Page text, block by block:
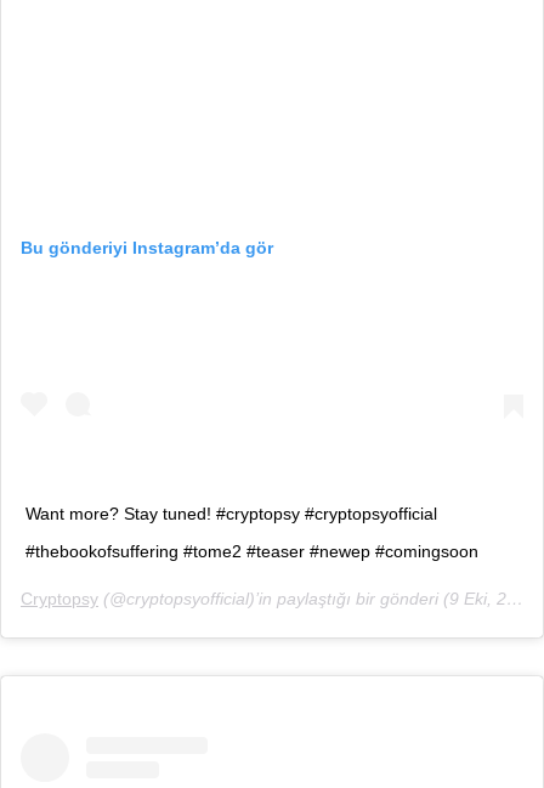
Bu gönderiyi Instagram’da gör
Want more? Stay tuned! #cryptopsy #cryptopsyofficial
#thebookofsuffering #tome2 #teaser #newep #comingsoon
Cryptopsy (@cryptopsyofficial)’in paylaştığı bir gönderi (9 Eki, 2018, 8:19öö PDT